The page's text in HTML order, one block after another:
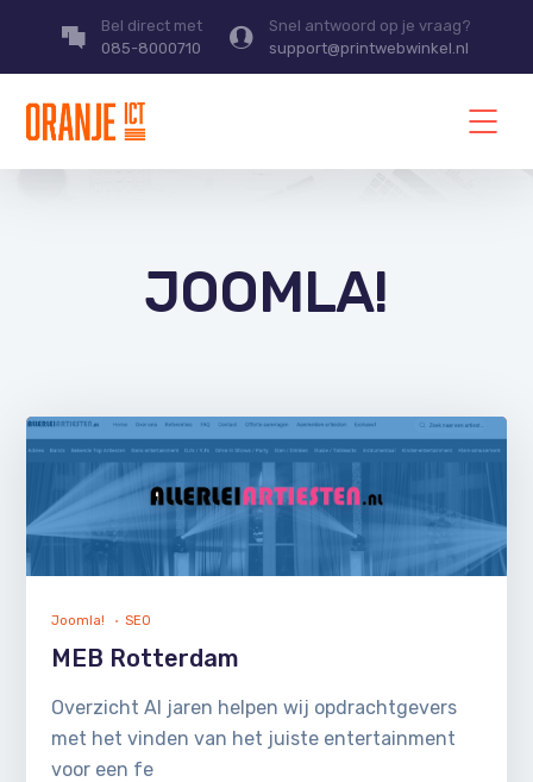
Bel direct met
085-8000710
Snel antwoord op je vraag?
support@printwebwinkel.nl
JOOMLA!
Joomla! SEO
MEB Rotterdam
Overzicht Al jaren helpen wij opdrachtgevers
met het vinden van het juiste entertainment
voor een fe